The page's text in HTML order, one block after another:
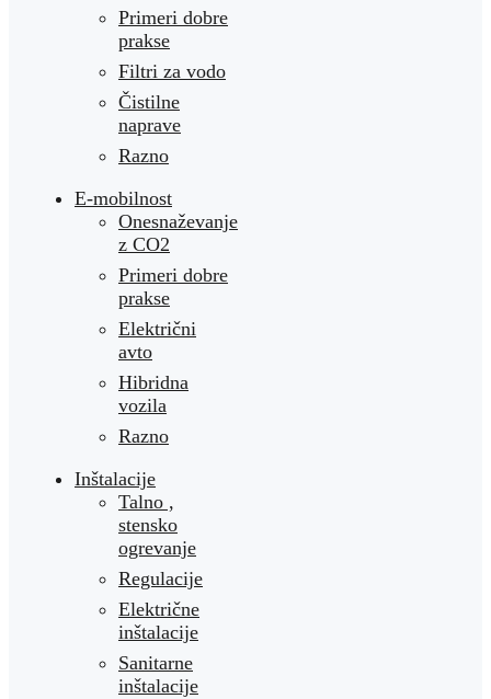
Primeri dobre
prakse
Filtri za vodo
Čistilne
naprave
Razno
E-mobilnost
Onesnaževanje
z CO2
Primeri dobre
prakse
Električni
avto
Hibridna
vozila
Razno
Inštalacije
Talno ,
stensko
ogrevanje
Regulacije
Električne
inštalacije
Sanitarne
inštalacije